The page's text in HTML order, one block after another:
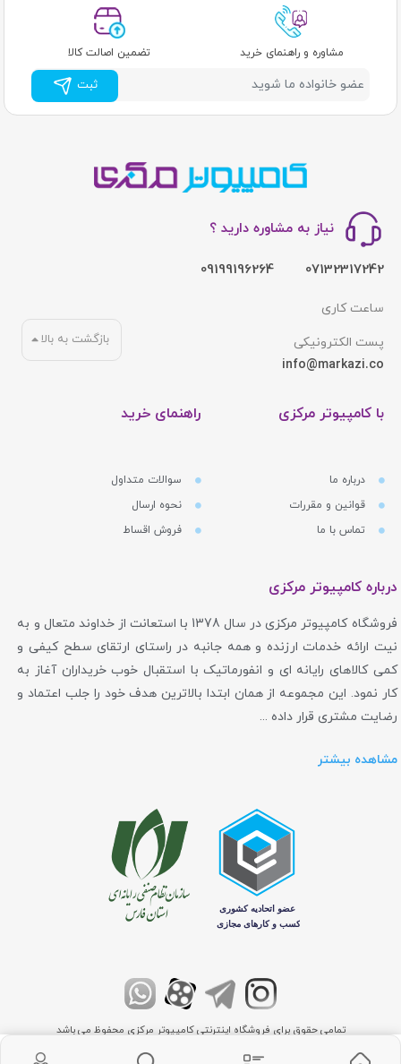
مشاوره و راهنمای خرید تضمین اصالت کالا
ثبت
نیاز به مشاوره دارید ؟
07132317242
09199196264
ساعت کاری
پست الکترونیکی
info@markazi.co
با کامپیوتر مرکزی
درباره ما
قوانین و مقررات
تماس با ما
راهنمای خرید
سوالات متداول
نحوه ارسال
فروش اقساط
بازگشت به بالا
درباره کامپیوتر مرکزی
فروشگاه کامپیوتر مرکزی در سال 1378 با استعانت از خداوند متعال و به
نیت ارائه خدمات ارزنده و همه جانبه در راستای ارتقای سطح کیفی و
کمی کالاهای رایانه ای و انفورماتیک با استقبال خوب خریداران آغاز به
کار نمود. این مجموعه از همان ابتدا بالاترین هدف خود را جلب اعتماد و
رضایت مشتری قرار داده ...
مشاهده بیشتر
تمامی حقوق برای فروشگاه اینترنتی کامپیوتر مرکزی محفوظ می باشد